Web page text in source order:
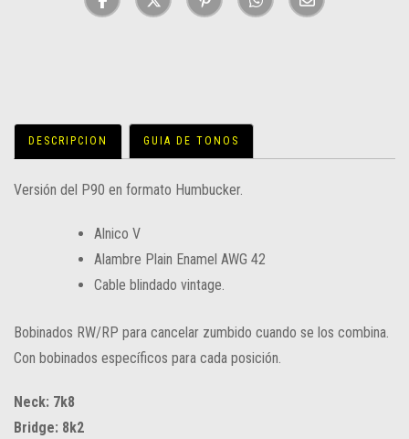
DESCRIPCION GUIA DE TONOS
Versión del P90 en formato Humbucker.
Alnico V
Alambre Plain Enamel AWG 42
Cable blindado vintage.
Bobinados RW/RP para cancelar zumbido cuando se los combina.
Con bobinados específicos para cada posición.
Neck: 7k8
Bridge: 8k2